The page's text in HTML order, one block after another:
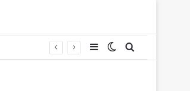
Barra lateral
Switch skin
Buscar